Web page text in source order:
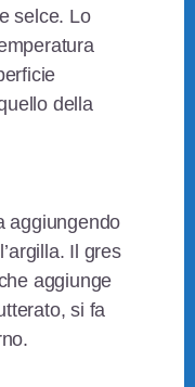
selce. Lo
della
aggiungendo
Il gres
aggiunge
si fa